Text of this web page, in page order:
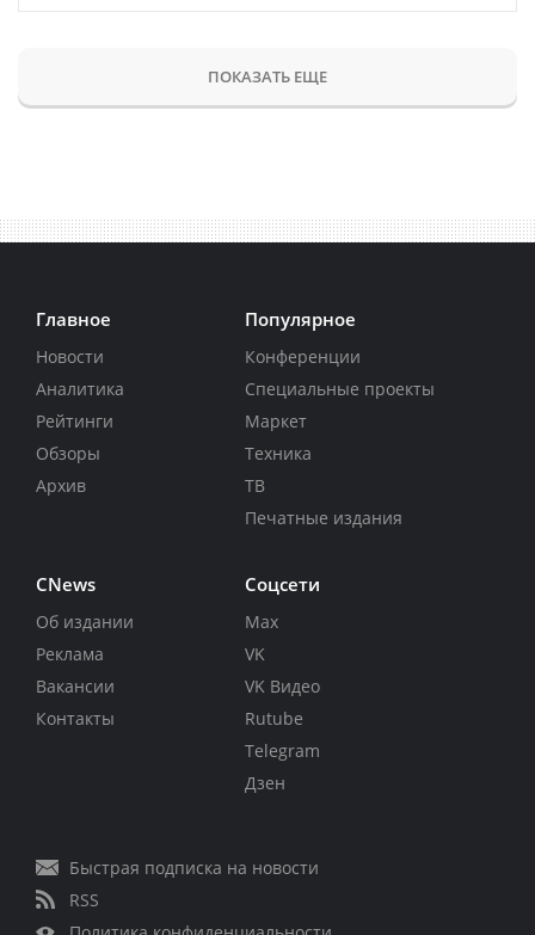
ПОКАЗАТЬ ЕЩЕ
Главное
Новости
Аналитика
Рейтинги
Обзоры
Архив
Популярное
Конференции
Специальные проекты
Маркет
Техника
ТВ
Печатные издания
CNews
Об издании
Реклама
Вакансии
Контакты
Соцсети
Max
VK
VK Видео
Rutube
Telegram
Дзен
Быстрая подписка на новости
RSS